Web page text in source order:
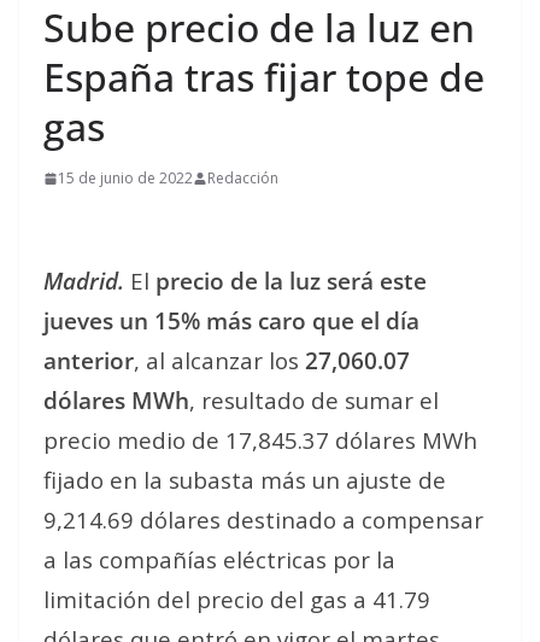
Sube precio de la luz en
España tras fijar tope de
gas
15 de junio de 2022 Redacción
Madrid. El precio de la luz será este
jueves un 15% más caro que el día
anterior, al alcanzar los 27,060.07
dólares MWh, resultado de sumar el
precio medio de 17,845.37 dólares MWh
fijado en la subasta más un ajuste de
9,214.69 dólares destinado a compensar
a las compañías eléctricas por la
limitación del precio del gas a 41.79